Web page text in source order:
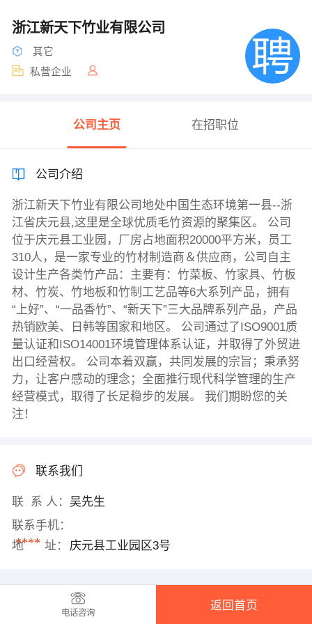
浙江新天下竹业有限公司
其它
私营企业
公司主页 在招职位
公司介绍
浙江新天下竹业有限公司地处中国生态环境第一县--浙
江省庆元县,这里是全球优质毛竹资源的聚集区。 公司
位于庆元县工业园，厂房占地面积20000平方米，员工
310人，是一家专业的竹材制造商＆供应商，公司自主
设计生产各类竹产品：主要有：竹菜板、竹家具、竹板
材、竹炭、竹地板和竹制工艺品等6大系列产品，拥有
“上好”、“一品香竹”、“新天下”三大品牌系列产品，产品
热销欧美、日韩等国家和地区。 公司通过了ISO9001质
量认证和ISO14001环境管理体系认证，并取得了外贸进
出口经营权。 公司本着双赢，共同发展的宗旨；秉承努
力，让客户感动的理念；全面推行现代科学管理的生产
经营模式，取得了长足稳步的发展。 我们期盼您的关
注！
联系我们
联 系 人： 吴先生
联系手机：
****
地 址： 庆元县工业园区3号
电话咨询
返回首页